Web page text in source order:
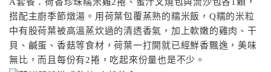
搭配主廚季節燉湯。用荷葉包覆蒸熟的糯米飯，Q糯的米粒
中有股荷葉被高溫蒸炊過的清透香氣，加上軟嫩的雞肉、干
貝、鹹蛋、香菇等食材，荷葉一打開就已經鮮香飄逸，美味
無比，而且每份有2捲，吃起來份量也是不少。